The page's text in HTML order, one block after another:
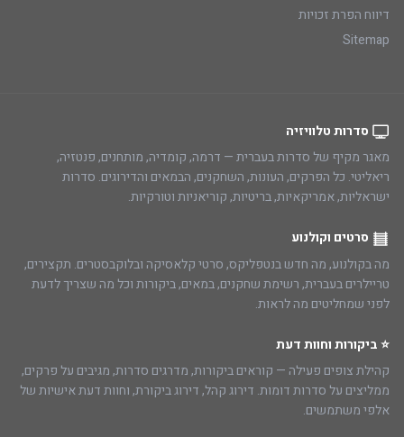
דיווח הפרת זכויות
Sitemap
סדרות טלוויזיה
מאגר מקיף של סדרות בעברית — דרמה, קומדיה, מותחנים, פנטזיה,
ריאליטי. כל הפרקים, העונות, השחקנים, הבמאים והדירוגים. סדרות
ישראליות, אמריקאיות, בריטיות, קוריאניות וטורקיות.
סרטים וקולנוע
מה בקולנוע, מה חדש בנטפליקס, סרטי קלאסיקה ובלוקבסטרים. תקצירים,
טריילרים בעברית, רשימת שחקנים, במאים, ביקורות וכל מה שצריך לדעת
לפני שמחליטים מה לראות.
⭐ ביקורות וחוות דעת
קהילת צופים פעילה — קוראים ביקורות, מדרגים סדרות, מגיבים על פרקים,
ממליצים על סדרות דומות. דירוג קהל, דירוג ביקורת, וחוות דעת אישיות של
אלפי משתמשים.